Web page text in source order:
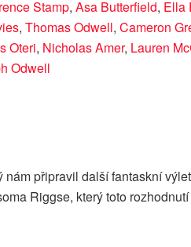
Stamp, Asa Butterfield, Ella
, Thomas Odwell, Cameron
Oteri, Nicholas Amer, Lauren
Odwell
připravil další fantaskní
Riggse, který toto